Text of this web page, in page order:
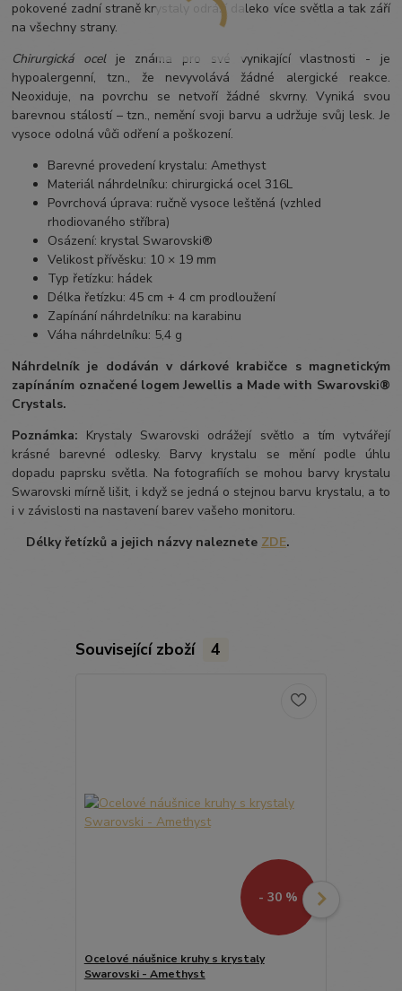
pokovené zadní straně krystaly odráží daleko více světla a tak září
na všechny strany.
Chirurgická ocelje známa pro své vynikající vlastnosti - je
hypoalergenní, tzn., že nevyvolává žádné alergické reakce.
Neoxiduje, na povrchu se netvoří žádné skvrny. Vyniká svou
barevnou stálostí – tzn., nemění svoji barvu a udržuje svůj lesk. Je
vysoce odolná vůči odření a poškození.
Barevné provedení krystalu: Amethyst
Materiál náhrdelníku: chirurgická ocel 316L
Povrchová úprava: ručně vysoce leštěná (vzhled
rhodiovaného stříbra)
Osázení: krystal Swarovski®
Velikost přívěsku: 10 × 19 mm
Typ řetízku: hádek
Délka řetízku: 45 cm + 4 cm prodloužení
Zapínání náhrdelníku: na karabinu
Váha náhrdelníku: 5,4 g
Náhrdelník je dodáván v dárkové krabičce s magnetickým
zapínáním označené logem Jewellis a Made with Swarovski®
Crystals.
Poznámka: Krystaly Swarovski odrážejí světlo a tím vytvářejí
krásné barevné odlesky. Barvy krystalu se mění podle úhlu
dopadu paprsku světla. Na fotografiích se mohou barvy krystalu
Swarovski mírně lišit, i když se jedná o stejnou barvu krystalu, a to
i v závislosti na nastavení barev vašeho monitoru.
Délky řetízků a jejich názvy naleznete ZDE.
Související zboží 4
- 30 %
Ocelové náušnice kruhy s krystaly
Swarovski - Amethyst